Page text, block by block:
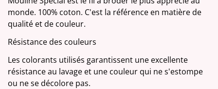
monde. 100% coton. C'est la référence en matière de
qualité et de couleur.
Résistance des couleurs
Les colorants utilisés garantissent une excellente
résistance au lavage et une couleur qui ne s'estompe
ou ne se décolore pas.